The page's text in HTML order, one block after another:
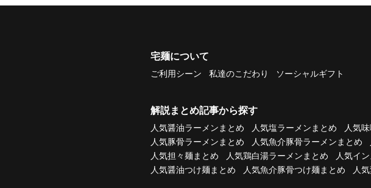
宅麺について
ご利用シーン 私達のこだわり ソーシャルギフト
解説まとめ記事から探す
人気醤油ラーメンまとめ 人気塩ラーメンまとめ
人気
人気豚骨ラーメンまとめ
人気魚介豚骨ラーメンまとめ
人気担々麺まとめ
人気鶏白湯ラーメンまとめ
人気イ
人気醤油つけ麺まとめ
人気魚介豚骨つけ麺まとめ 人